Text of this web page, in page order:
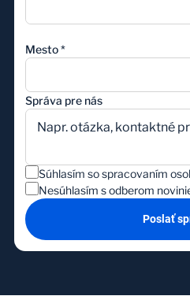
Mesto *
Správa pre nás
Súhlasím so spracovaním
Nesúhlasím s odberom
Poslať